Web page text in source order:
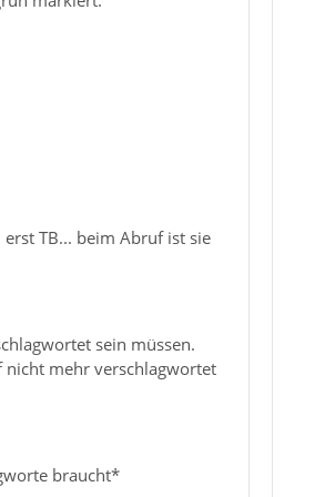
TB... beim Abruf ist sie
sein müssen.
nicht mehr verschlagwortet
braucht*